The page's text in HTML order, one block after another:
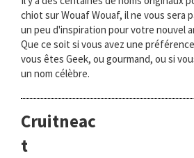
chiot sur Wouaf Wouaf, il ne vous sera
un peu d'inspiration pour votre nouvel
Que ce soit si vous avez une
vous êtes Geek, ou gourmand, ou si
un nom célèbre.
Cruitneac
t